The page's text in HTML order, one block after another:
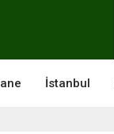
İstanbul